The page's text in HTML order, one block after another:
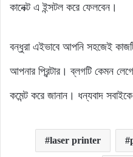
কানেক্ট এ ইন্সটল করে ফেলবেন।
বন্ধুরা এইভাবে আপনি সহজেই
আপনার প্রিন্টার। ব্লগটি কেমন
কমেন্ট করে জানান। ধন্যবাদ
laser printer